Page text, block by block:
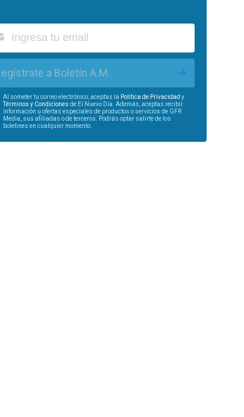
a Boletín A.M.
Al someter tu correo electrónico, aceptas la Política de Privacidad y
Términos y Condiciones de El Nuevo Día. Además, aceptas recibir
información u ofertas especiales de productos o servicios de GFR
Media, sus afiliadas o de terceros. Podrás optar salirte de los
boletines en cualquier momento.